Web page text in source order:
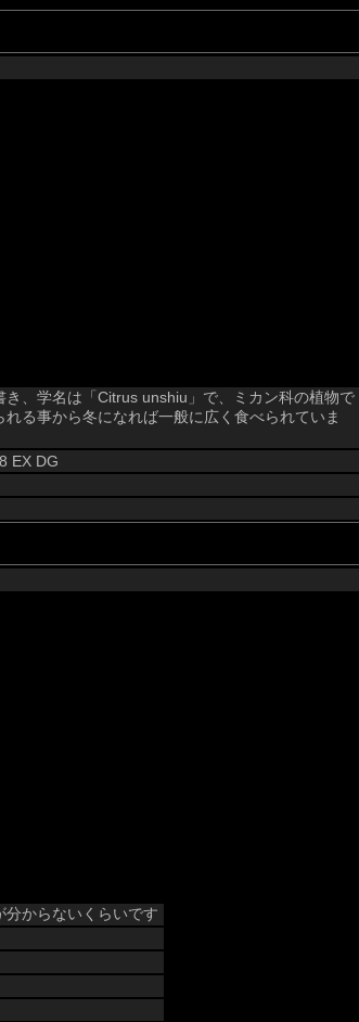
、学名は「Citrus unshiu」で、ミカン科の植物で
る事から冬になれば一般に広く食べられていま
EX DG
からないくらいです